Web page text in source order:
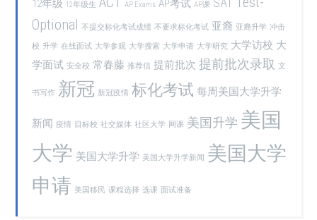
12年级 12年级生 AP Exams AP考试 AP课
Optional 不提交标化考试成绩 不要求标化考试 亚裔 亚裔升学 冲击
校 升学 在线面试 大学参观 大学搜索 大学申请 大学研究 大学访校 大
学面试 安全校 常春藤 推荐信 提前批次 提前批次录取 文
书写作 新冠 新冠疫情 标化考试 每周美国大学升学
新闻 疫情 目标校 社交媒体 社区大学 网课 美国升学 美国
大学 美国大学升学 美国大学升学新闻 美国大学
申请 美国移民 课程选择 选课 面试准备